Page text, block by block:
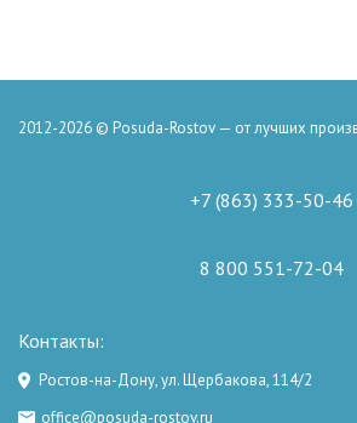
2012-2026 © Posuda-Rostov — от лучших
+7 (863) 333-50-46
8 800 551-72-04
Контакты:
Ростов-на-Дону, ул. Щербакова, 114/2
office@posuda-rostov.ru